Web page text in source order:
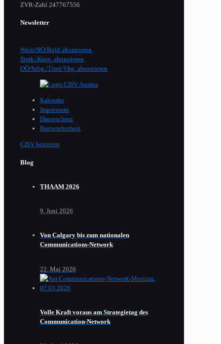
​ZVR-Zahl 247767556
Newsletter
Wien/NÖ/Bgld abonnieren
Stmk./Kntn. abonnieren
OÖ/Szbg./Tirol/Vbg. abonnieren
Kalender
Impressum
Datenschutz
Barrierefreiheit
CISV beitreten
Blog
THAAM 2026
9. Juni 2026
Von Calgary bis zum nationalen
Communications-Network
22. Mai 2026
Volle Kraft voraus am Strategietag des
Communication-Network